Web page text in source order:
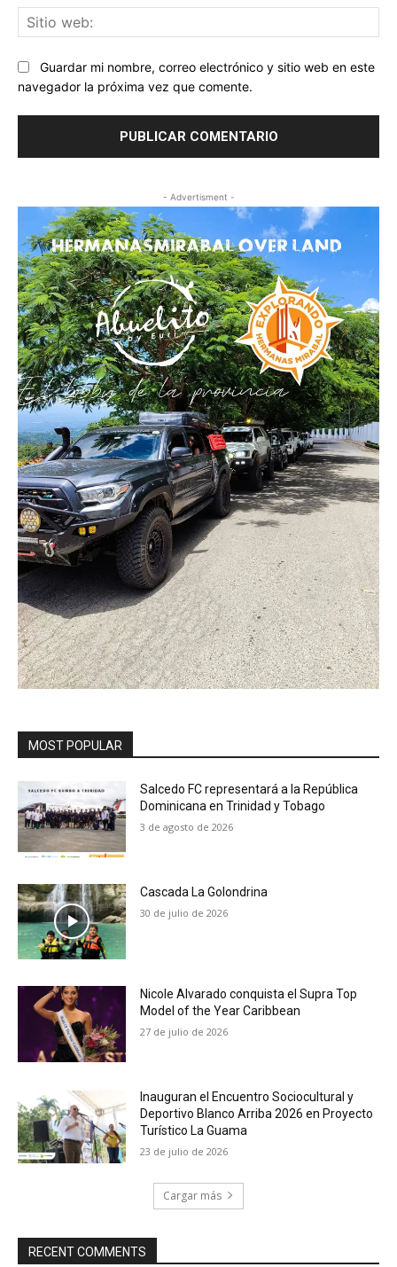
Guardar mi nombre, correo electrónico y sitio web en este
navegador la próxima vez que comente.
- Advertisment -
MOST POPULAR
Salcedo FC representará a la República
Dominicana en Trinidad y Tobago
3 de agosto de 2026
Cascada La Golondrina
30 de julio de 2026
Nicole Alvarado conquista el Supra Top
Model of the Year Caribbean
27 de julio de 2026
Inauguran el Encuentro Sociocultural y
Deportivo Blanco Arriba 2026 en Proyecto
Turístico La Guama
23 de julio de 2026
Cargar más
RECENT COMMENTS